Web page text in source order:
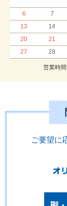
6
7
13
14
20
21
27
28
営業時
ご要望に